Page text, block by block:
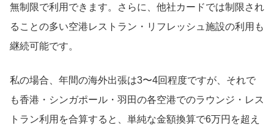
無制限で利用できます。さらに、他社カードでは制限され
ることの多い空港レストラン・リフレッシュ施設の利用も
継続可能です。
私の場合、年間の海外出張は3〜4回程度ですが、それで
も香港・シンガポール・羽田の各空港でのラウンジ・レス
トラン利用を合算すると、単純な金額換算で6万円を超え